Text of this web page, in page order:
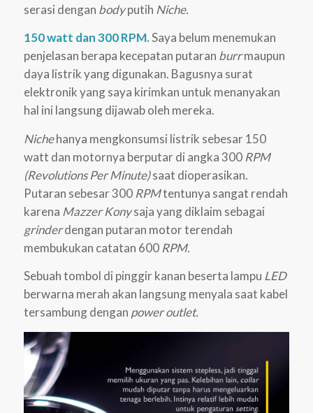
serasi dengan bodyputih Niche.
150 watt dan 300 RPM.Saya belum menemukan
penjelasan berapa kecepatan putaran burrmaupun
daya listrik yang digunakan. Bagusnya surat
elektronik yang saya kirimkan untuk menanyakan
hal ini langsung dijawab oleh mereka.
Nichehanya mengkonsumsi listrik sebesar 150
watt dan motornya berputar di angka 300 RPM
(Revolutions Per Minute)saat dioperasikan.
Putaran sebesar 300 RPMtentunya sangat rendah
karena Mazzer Konysaja yang diklaim sebagai
grinderdengan putaran motor terendah
membukukan catatan 600 RPM.
Sebuah tombol di pinggir kanan beserta lampu LED
berwarna merah akan langsung menyala saat kabel
tersambung dengan power outlet.